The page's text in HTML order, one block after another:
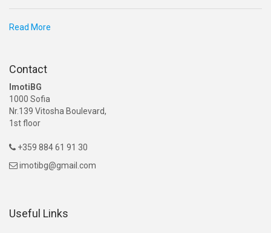
Read More
Contact
ImotiBG
1000 Sofia
Nr.139 Vitosha Boulevard,
1st floor
 +359 884 61 91 30
 imotibg@gmail.com
Useful Links